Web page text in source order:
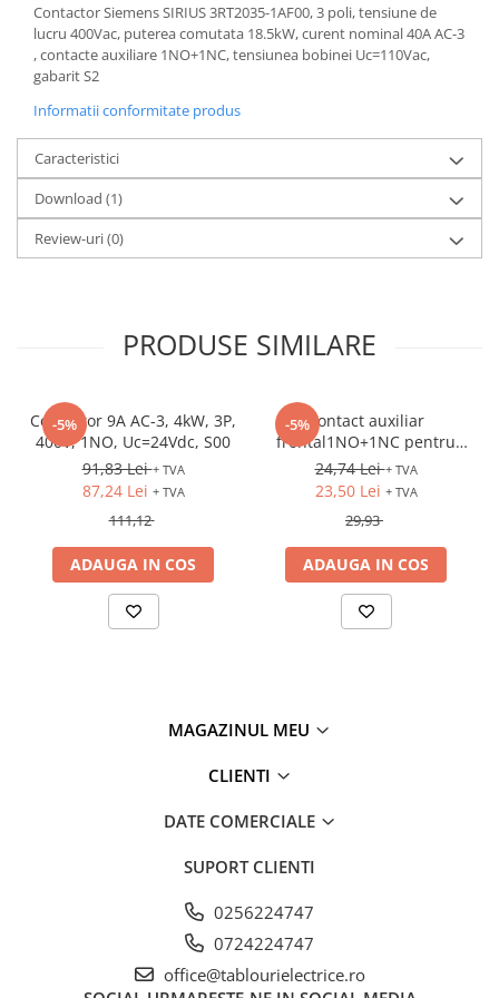
Controlere pentru automatizari
Switch-uri si comunicatii
Convertizoare frecvenţă
Invertoare (Convertizoare)
Accesorii convertizoare frecventa
Senzori
Cabluri senzori
Senzori inductivi
Senzori temperatura
max.1600A
Intreruptoare automate compacte
Accesorii intreruptoare compacte
Protectii cu fuzibili
Fuzibili tip CH
Fuzibili tip D
Fuzibili tip D0
Fuzibili tip MPR
Comutatoare siguranta
Contactor Siemens SIRIUS 3RT2035-1AF00, 3 poli, tensiune de
lucru 400Vac, puterea comutata 18.5kW, curent nominal 40A AC-3
, contacte auxiliare 1NO+1NC, tensiunea bobinei Uc=110Vac,
gabarit S2
Informatii conformitate produs
Caracteristici
Download (1)
Review-uri(0)
PRODUSE SIMILARE
-5%
Contactor 9A AC-3, 4kW, 3P,
400V, 1NO, Uc=24Vdc, S00
91,83 Lei+ TVA
87,24 Lei + TVA
111,12
ADAUGA IN COS
-5%Contact auxiliar
frontal1NO+1NC pentru
3RV2
24,74 Lei+ TVA
23,50 Lei + TVA
29,93
ADAUGA IN COS
MAGAZINUL MEU
CLIENTI
DATE COMERCIALE
SUPORT CLIENTI
0256224747
0724224747
office@tablourielectrice.ro